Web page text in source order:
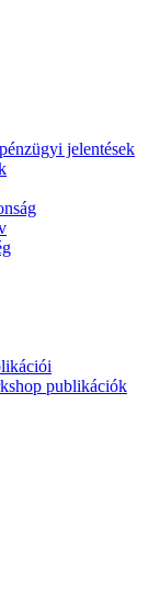
jelentések
publikációk